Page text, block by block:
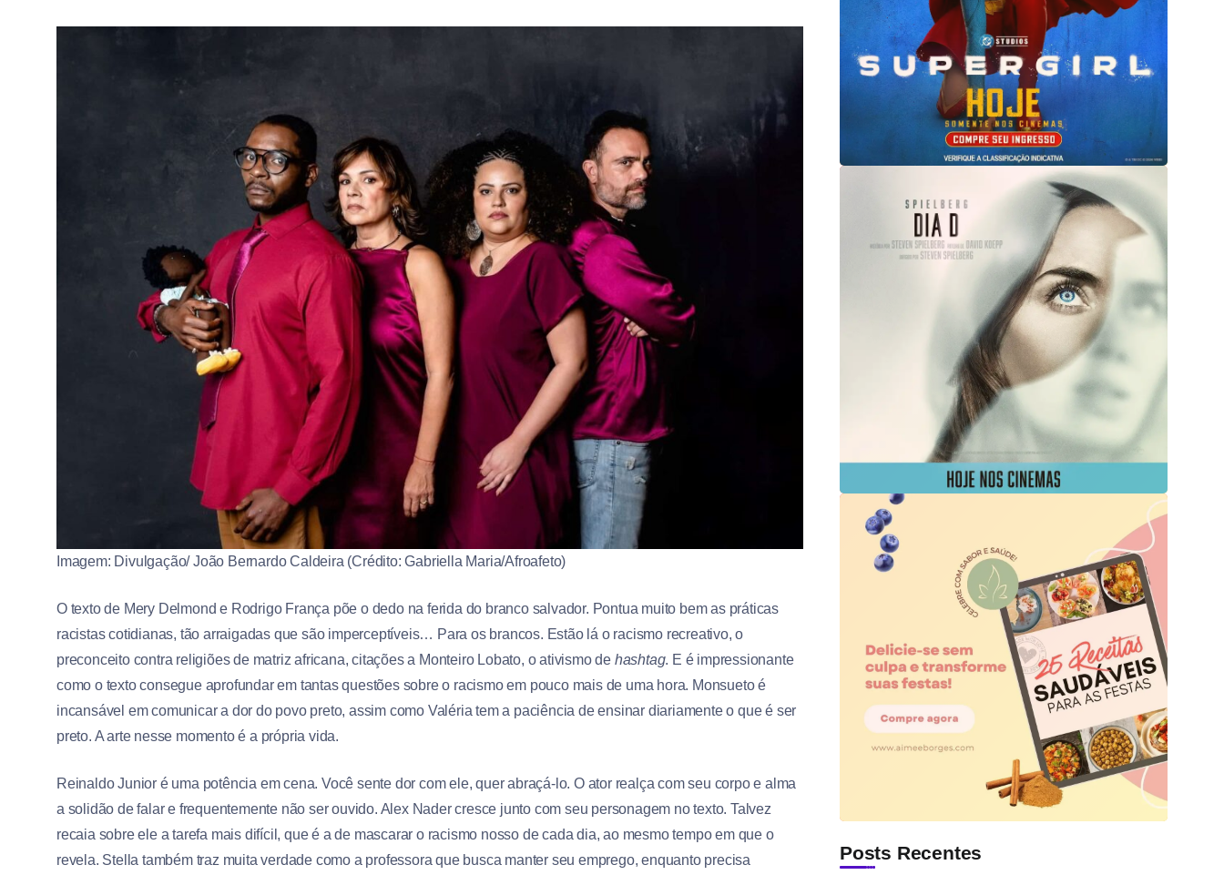
Imagem: Divulgação/ João Bernardo Caldeira (Crédito: Gabriella Maria/Afroafeto)
O texto de Mery Delmond e Rodrigo França põe o dedo na ferida do branco salvador. Pontua muito bem as práticas
racistas cotidianas, tão arraigadas que são imperceptíveis… Para os brancos. Estão lá o racismo recreativo, o
preconceito contra religiões de matriz africana, citações a Monteiro Lobato, o ativismo de hashtag. E é impressionante
como o texto consegue aprofundar em tantas questões sobre o racismo em pouco mais de uma hora. Monsueto é
incansável em comunicar a dor do povo preto, assim como Valéria tem a paciência de ensinar diariamente o que é ser
preto. A arte nesse momento é a própria vida.
Reinaldo Junior é uma potência em cena. Você sente dor com ele, quer abraçá-lo. O ator realça com seu corpo e alma
a solidão de falar e frequentemente não ser ouvido. Alex Nader cresce junto com seu personagem no texto. Talvez
recaia sobre ele a tarefa mais difícil, que é a de mascarar o racismo nosso de cada dia, ao mesmo tempo em que o
revela. Stella também traz muita verdade como a professora que busca manter seu emprego, enquanto precisa
Posts Recentes